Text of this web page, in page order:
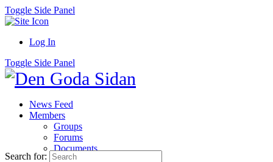
Toggle Side Panel
Log In
Toggle Side Panel
News Feed
Members
Groups
Forums
Documents
Search for: